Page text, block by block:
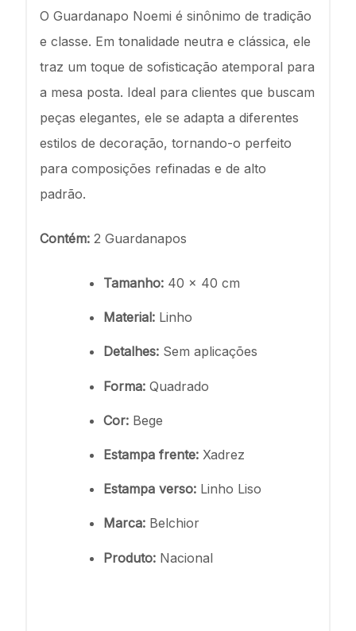
O Guardanapo Noemi é sinônimo de tradição
e classe. Em tonalidade neutra e clássica, ele
traz um toque de sofisticação atemporal para
a mesa posta. Ideal para clientes que buscam
peças elegantes, ele se adapta a diferentes
estilos de decoração, tornando-o perfeito
para composições refinadas e de alto
padrão.
Contém: 2 Guardanapos
Tamanho: 40 x 40 cm
Material: Linho
Detalhes: Sem aplicações
Forma: Quadrado
Cor: Bege
Estampa frente: Xadrez
Estampa verso: Linho Liso
Marca: Belchior
Produto: Nacional